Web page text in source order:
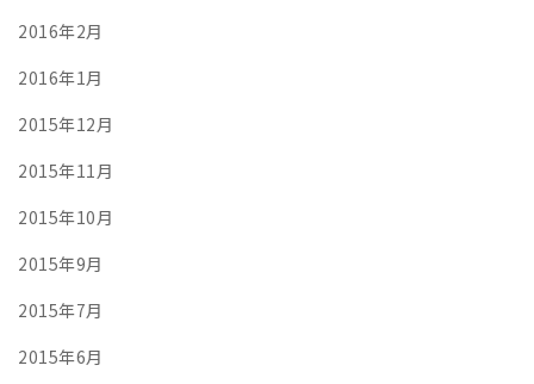
2016年2月
2016年1月
2015年12月
2015年11月
2015年10月
2015年9月
2015年7月
2015年6月